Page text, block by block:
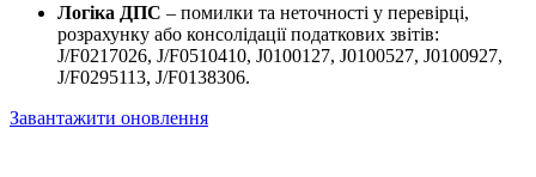
Логіка ДПС – помилки та неточності у перевірці,
розрахунку або консолідації податкових звітів:
J/F0217026, J/F0510410, J0100127, J0100527, J0100927,
J/F0295113, J/F0138306.
Завантажити оновлення